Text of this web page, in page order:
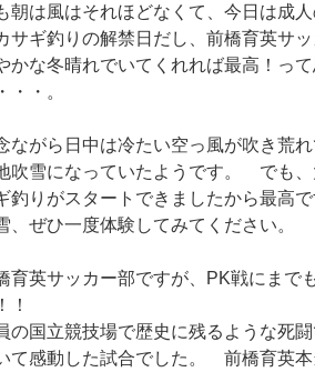
朝は風はそれほどなくて、今日は成
サギ釣りの解禁日だし、前橋育英サ
かな冬晴れでいてくれれば最高！っ
・・。
ながら日中は冷たい空っ風が吹き荒
吹雪になっていたようです。 でも
釣りがスタートできましたから最高
、ぜひ一度体験してみてください。
育英サッカー部ですが、PK戦にまで
！
の国立競技場で歴史に残るような死
て感動した試合でした。 前橋育英本